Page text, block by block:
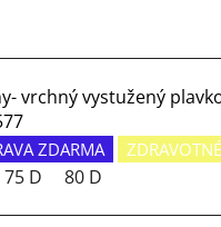
vrchný vystužený
ZDARMA ZDRAVOTNÉ
75 D 80 D